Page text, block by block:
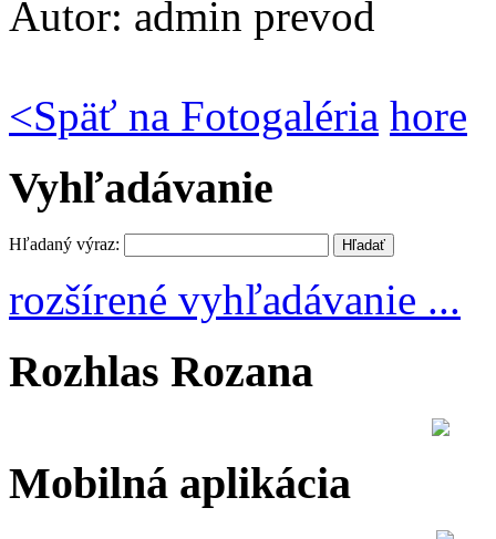
Autor: admin prevod
<Späť na Fotogaléria hore
Vyhľadávanie
Hľadaný výraz:
rozšírené vyhľadávanie ...
Rozhlas Rozana
Mobilná aplikácia